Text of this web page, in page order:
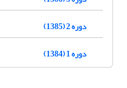
دوره 2 (1385)
دوره 1 (1384)